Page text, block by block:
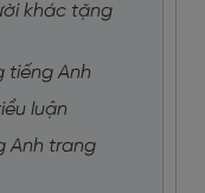
khác tặng
tiếng Anh
luận
Anh trang